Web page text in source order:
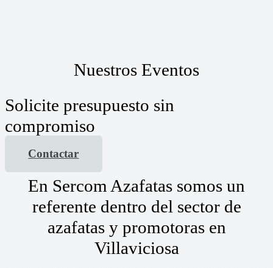
Nuestros Eventos
Solicite presupuesto sin
compromiso
Contactar
En Sercom Azafatas somos un
referente dentro del sector de
azafatas y promotoras en
Villaviciosa